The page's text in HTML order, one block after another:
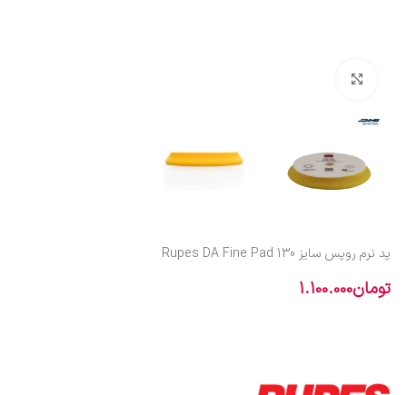
پد نرم روپس سایز 130 Rupes DA Fine Pad
تومان1.100.000